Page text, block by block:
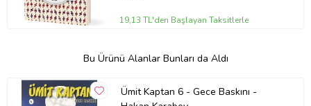
19,13 TL'den Başlayan Taksitlerle
Bu Ürünü Alanlar Bunları da Aldı
Ümit Kaptan 6 - Gece Baskını -